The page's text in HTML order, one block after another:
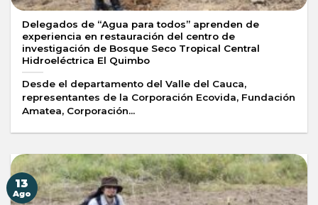
Delegados de “Agua para todos” aprenden de
experiencia en restauración del centro de
investigación de Bosque Seco Tropical Central
Hidroeléctrica El Quimbo
Desde el departamento del Valle del Cauca,
representantes de la Corporación Ecovida, Fundación
Amatea, Corporación...
13
Ago